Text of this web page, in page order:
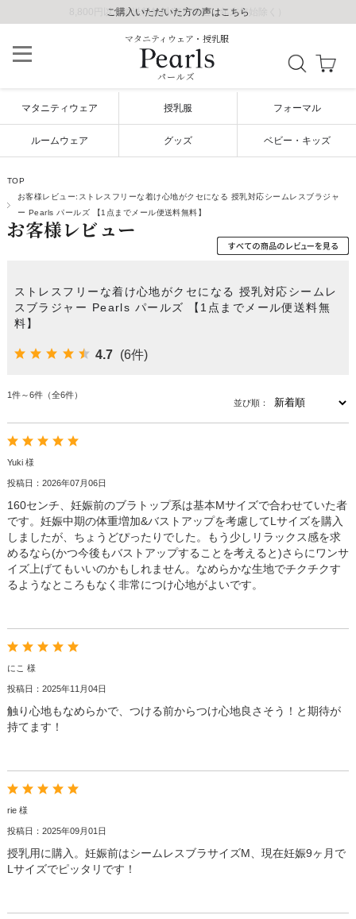
ご購入いただいた方の声はこちら
8,800円以上で送料無料/毎日発送（年末年始除く）
ご購入いただいた方の声はこちら
マタニティウェア・授乳服
パールズ
マタニティウェア 授乳服 フォーマル
ルームウェア グッズ ベビー・キッズ
TOP
お客様レビュー:ストレスフリーな着け心地がクセになる 授乳対応シームレスブラジャ
ー Pearls パールズ 【1点までメール便送料無料】
お客様レビュー
ストレスフリーな着け心地がクセになる 授乳対応シームレ
スブラジャー Pearls パールズ 【1点までメール便送料無
料】
4.7 (6件)
1件～6件（全6件）
並び順：
Yuki 様
投稿日：2026年07月06日
160センチ、妊娠前のブラトップ系は基本Mサイズで合わせていた者
です。妊娠中期の体重増加&バストアップを考慮してLサイズを購入
しましたが、ちょうどぴったりでした。もう少しリラックス感を求
めるなら(かつ今後もバストアップすることを考えると)さらにワンサ
イズ上げてもいいのかもしれません。なめらかな生地でチクチクす
るようなところもなく非常につけ心地がよいです。
にこ 様
投稿日：2025年11月04日
触り心地もなめらかで、つける前からつけ心地良さそう！と期待が
持てます！
rie 様
投稿日：2025年09月01日
授乳用に購入。妊娠前はシームレスブラサイズM、現在妊娠9ヶ月で
Lサイズでピッタリです！